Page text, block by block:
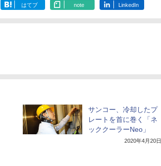
はてブ note LinkedIn
サンコー、冷却したプ
レートを首に巻く「ネ
ッククーラーNeo」
2020年4月20日